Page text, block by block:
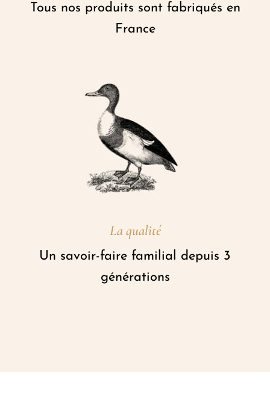
Tous nos produits sont fabriqués en
France
La qualité
Un savoir-faire familial depuis 3
générations